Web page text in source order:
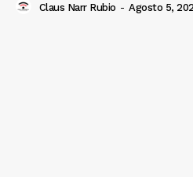
Claus Narr Rubio - Agosto 5,